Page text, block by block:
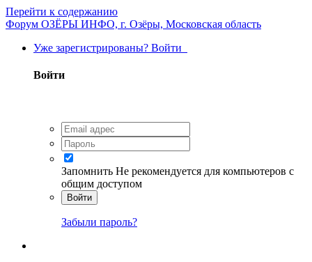
Перейти к содержанию
Форум ОЗЁРЫ ИНФО, г. Озёры, Московская область
Уже зарегистрированы? Войти
Войти
Запомнить Не рекомендуется для компьютеров с
общим доступом
Войти
Забыли пароль?